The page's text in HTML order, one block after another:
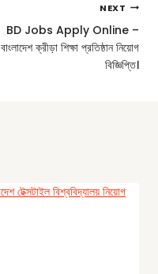
NEXT
BD Jobs Apply Online –
বাংলাদেশ ক্রীড়া শিক্ষা প্রতিষ্ঠান নিয়োগ
বিজ্ঞিপ্তি।